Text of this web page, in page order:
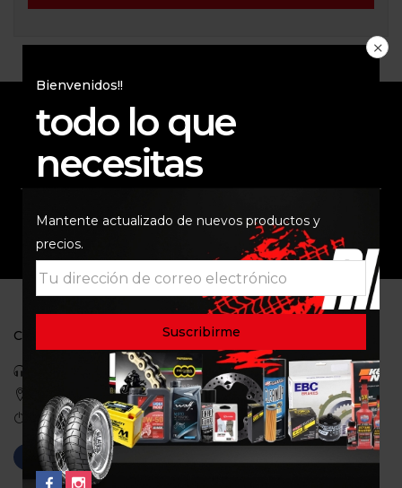
Bienvenidos!!
todo lo que
necesitas
Mantente actualizado de nuevos productos y
precios.
ENVÍO RAPIDO Y
SEGURO
SOPORTE COMUNIDAD
CONTACTO
Celular: 3113422933
Medellin, Colombia
Correo: gerencia@ridershouse.co